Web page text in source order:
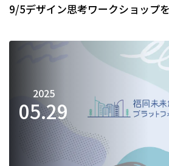
9/5デザイン思考ワークショップ
2025
05.29